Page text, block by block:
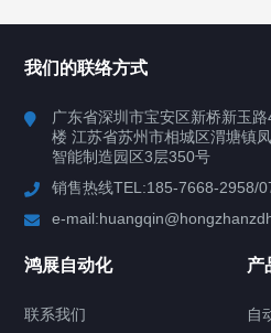
案例视频
联系我们
关于我们
我们的联络方式
广东省深圳市宝安区新桥新玉
楼 江苏省苏州市相城区渭塘镇
智能制造园区3层350号
销售热线TEL:185-7668-2958/
e-
鸿展自动化
联系我们
产
自